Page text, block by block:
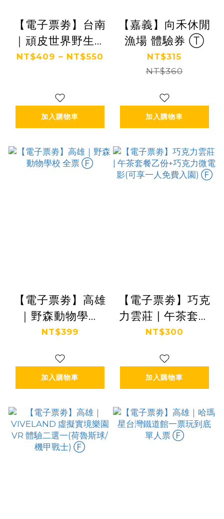
【電子票劵】台南
｜頑皮世界野生動
物園 門票 Ⓕ
NT$409 ~ NT$550
加入購物車
【嘉義】向禾休閒
漁場 體驗券 Ⓣ
NT$315
NT$360
加入購物車
【電子票劵】高雄
｜野森動物學校
全票 Ⓕ
NT$399
加入購物車
【電子票劵】巧克
力雲莊 | 午茶套餐
乙份+巧克力微電
入園) Ⓕ
NT$300
加入購物車